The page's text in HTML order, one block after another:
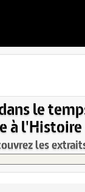
le
à l'Histoire
les